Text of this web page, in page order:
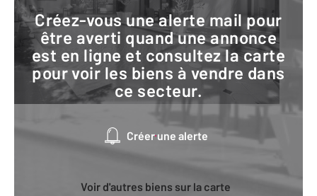
Créez-vous une alerte mail pour
être averti quand une annonce
est en ligne et consultez la carte
pour voir les biens à vendre dans
ce secteur.
Créer une alerte
Voir d'autres biens sur la carte